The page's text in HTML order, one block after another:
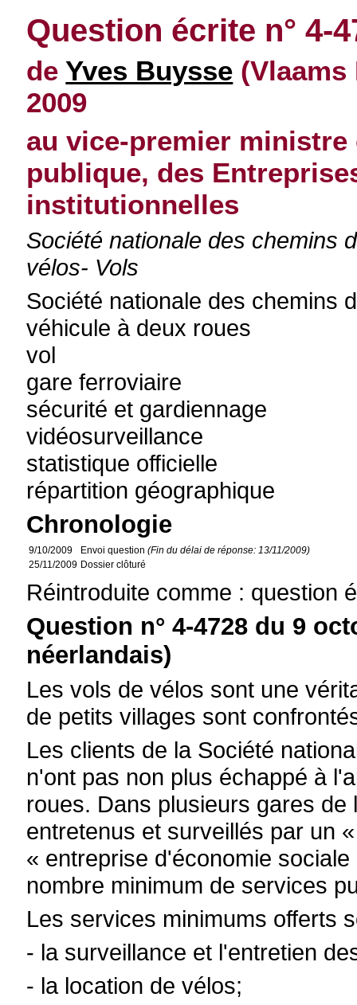
Question écrite n° 4-
deYves Buysse
2009
au vice-premier
publique, des
institutionnelles
Société nationale des chemins
vélos- Vols
Société nationale des chemins
véhicule à deux roues
vol
gare ferroviaire
sécurité et gardiennage
vidéosurveillance
statistique officielle
répartition géographique
Chronologie
9/10/2009 Envoi question(Fin du délai de réponse: 13/11/2009)
25/11/2009 Dossier clôturé
Réintroduite comme : question
Question n° 4-4728 du 9
néerlandais)
Les vols de vélos sont une
de petits villages sont
Les clients de la Société
n'ont pas non plus échappé à
roues. Dans plusieurs gares
entretenus et surveillés par un
« entreprise d'économie
nombre minimum de services
Les services minimums offerts
- la surveillance et l'entretien
- la location de vélos;